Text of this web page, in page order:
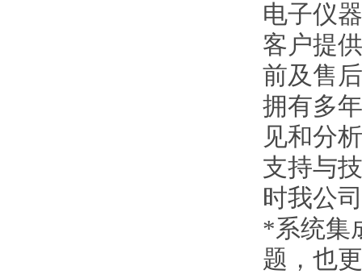
电子仪
客户提
前及售
拥有多
见和分
支持与
时我公
*系统集
题，也